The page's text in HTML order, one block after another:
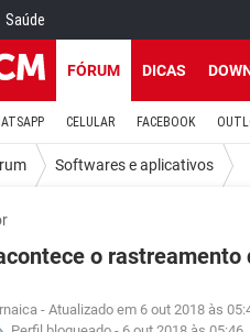
Saúde
FÓRUM DICAS
CELULAR FACEBOOK
Softwares e aplicativos
o rastreamento
- Atualizado em 6 out 2018 às